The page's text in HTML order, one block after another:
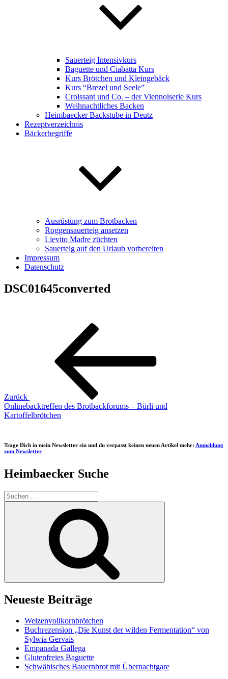
Sauerteig Intensivkurs
Baguette und Ciabatta Kurs
Kurs Brötchen und Kleingebäck
Kurs “Brezel und Seele”
Croissant und Co. – der Viennoiserie Kurs
Weihnachtliches Backen
Heimbaecker Backstube in Deutz
Rezeptverzeichnis
Bäckerbegriffe
Ausrüstung zum Brotbacken
Roggensauerteig ansetzen
Lievito Madre züchten
Sauerteig auf den Urlaub vorbereiten
Impressum
Datenschutz
DSC01645converted
Beitragsnavigation
Zurück
Onlinebacktreffen des Brotbackforums – Bürli und
Kartoffelbrötchen
Trage Dich in mein Newsletter ein und du verpasst keinen neuen Artikel mehr: Anmeldung
zum Newsletter
Heimbaecker Suche
Suchen
nach:
Neueste Beiträge
Weizenvollkornbrötchen
Buchrezension „Die Kunst der wilden Fermentation“ von
Sylwia Gervais
Empanada Gallega
Glutenfreies Baguette
Schwäbisches Bauernbrot mit Übernachtgare